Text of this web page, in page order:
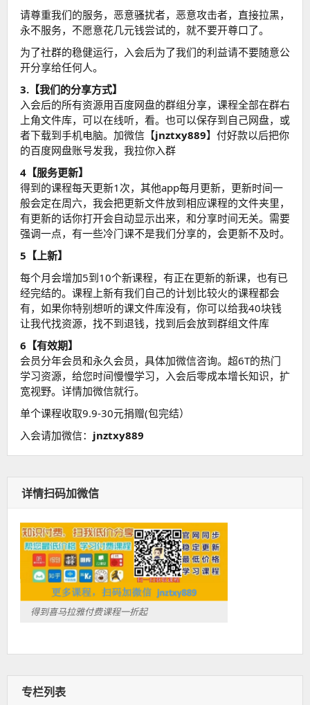
请尊重我们的服务，恶意骚扰者，恶意攻击者，直接拉黑，
永不服务，不愿意花几元钱尝试的，就不要开尊口了。
为了社群的稳健运行，入会后为了我们的利益请不要随意公
开分享给任何人。
3.【我们的分享方式】
入会后的所有资源用百度网盘的群组分享，课程全部在群右
上角文件库，可以在线听，看。也可以保存到自己网盘，或
者下载到手机电脑。加微信【jnztxy889】付好款以后把你
的百度网盘账号发我，我拉你入群
4【服务更新】
得到的课程每天更新1次，其他app每月更新，更新时间一
般会定在周六，我会把更新文件放到相应课程的文件夹里，
有更新的话你打开会自动显示出来，和分享时间无关。需要
强调一点，有一些冷门课不是我们分享的，会更新不及时。
5【上新】
每个月会增加5到10个新课程，有正在更新的新课，也有已
经完结的。课程上新有我们自己的计划比较火的课程都会
有，如果你特别想听的课文件库没有，你可以给我40块钱
让我代找资源，找不到退钱，找到后会放到群组文件库
6【有效期】
会员分年会员和永久会员，具体加微信咨询。超6T的热门
学习资源，给您时间慢慢学习，入会后零成本增长知识，扩
宽视野。详情加微信就行。
单个课程收取9.9-30元捐赠(包完结）
入会请加微信： jnztxy889
详情扫码加微信
得到喜马拉雅付费课程一折起
专栏列表